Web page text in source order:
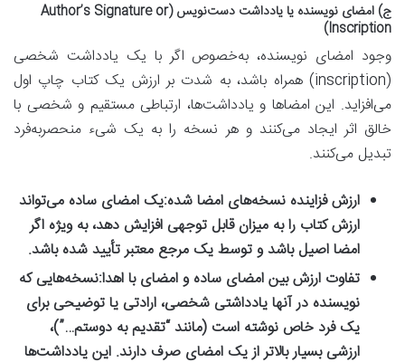
ج) امضای نویسنده یا یادداشت دست‌نویس (Author’s Signature or
Inscription)
وجود امضای نویسنده، به‌خصوص اگر با یک یادداشت شخصی
(inscription) همراه باشد، به شدت بر ارزش یک کتاب چاپ اول
می‌افزاید. این امضاها و یادداشت‌ها، ارتباطی مستقیم و شخصی با
خالق اثر ایجاد می‌کنند و هر نسخه را به یک شیء منحصربه‌فرد
تبدیل می‌کنند.
ارزش فزاینده نسخه‌های امضا شده:یک امضای ساده می‌تواند
ارزش کتاب را به میزان قابل توجهی افزایش دهد، به ویژه اگر
امضا اصیل باشد و توسط یک مرجع معتبر تأیید شده باشد.
تفاوت ارزش بین امضای ساده و امضای با اهدا:نسخه‌هایی که
نویسنده در آنها یادداشتی شخصی، ارادتی یا توضیحی برای
یک فرد خاص نوشته است (مانند “تقدیم به دوستم…”)،
ارزشی بسیار بالاتر از یک امضای صرف دارند. این یادداشت‌ها